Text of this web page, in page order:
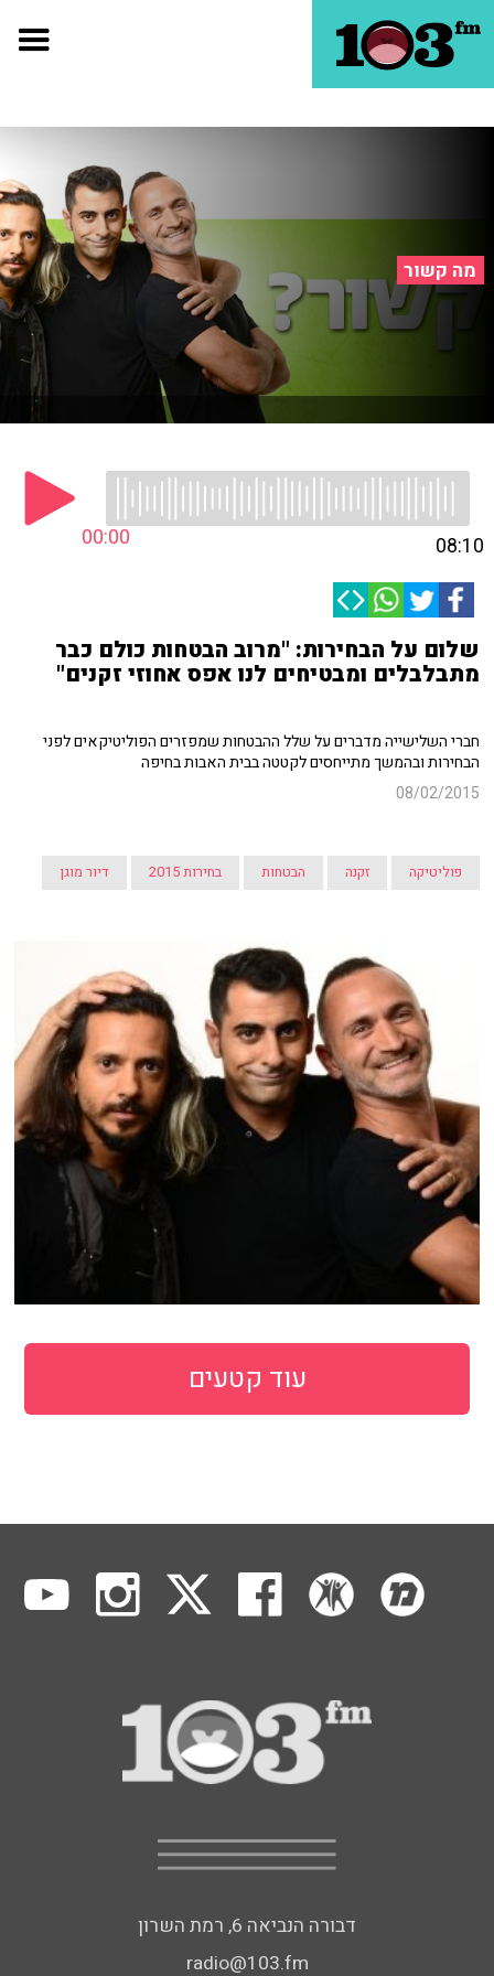
מה קשור
00:00 08:10
שלום על הבחירות: "מרוב הבטחות כולם כבר
מתבלבלים ומבטיחים לנו אפס אחוזי זקנים"
חברי השלישייה מדברים על שלל ההבטחות שמפזרים הפוליטיקאים לפני
הבחירות ובהמשך מתייחסים לקטטה בבית האבות בחיפה
08/02/2015
פוליטיקה זקנה הבטחות בחירות 2015 דיור מוגן
עוד קטעים
דבורה הנביאה 6, רמת השרון
radio@103.fm